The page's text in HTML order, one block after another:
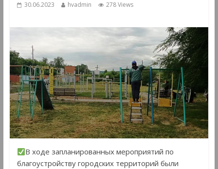
30.06.2023 hvadmin 278 Views
В ходе запланированных мероприятий по
благоустройству городских территорий были